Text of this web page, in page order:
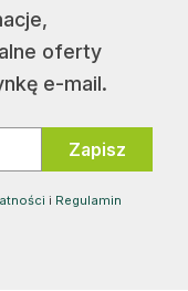
oferty
e-mail.
i Regulamin